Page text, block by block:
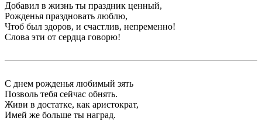
Добавил в жизнь ты праздник ценный,
Рожденья праздновать люблю,
Чтоб был здоров, и счастлив, непременно!
Слова эти от сердца говорю!
С днем рожденья любимый зять
Позволь тебя сейчас обнять.
Живи в достатке, как аристократ,
Имей же больше ты наград.